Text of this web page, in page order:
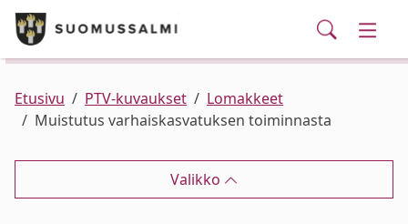
Siirry pääsisältöön
Puhelinluettelo/yhteystiedot
Palvelut
Ajankohtaista
Verkkokauppa
Haku
Kunta ja hallinto
Asuminen ja ympäristö
Elinvoima
Etusivu PTV-kuvaukset
Lomakkeet
Muistutus varhaiskasvatuksen toiminnasta
Valikko